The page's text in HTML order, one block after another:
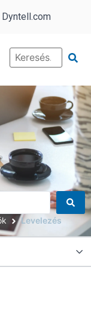
Dyntell.com
Levelezés